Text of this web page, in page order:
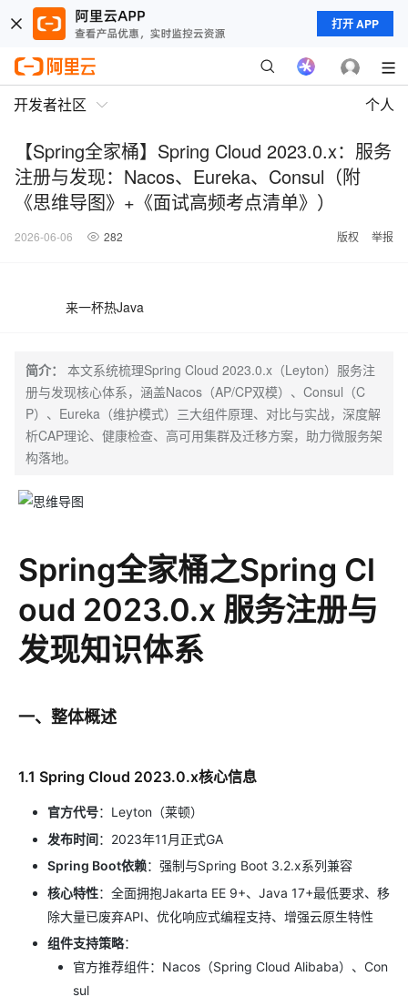
打开 APP
开发者社区 个人
【Spring全家桶】Spring Cloud 2023.0.x：服务
注册与发现：Nacos、Eureka、Consul（附
《思维导图》+《面试高频考点清单》）
2026-06-06 282 版权 举报
来一杯热Java
简介：
本文系统梳理Spring Cloud 2023.0.x（Leyton）服务注
册与发现核心体系，涵盖Nacos（AP/CP双模）、Consul（C
P）、Eureka（维护模式）三大组件原理、对比与实战，深度解
析CAP理论、健康检查、高可用集群及迁移方案，助力微服务架
构落地。
Spring全家桶之Spring Cl
oud 2023.0.x 服务注册与
发现知识体系
一、整体概述
1.1 Spring Cloud 2023.0.x核心信息
官方代号：Leyton（莱顿）
发布时间：2023年11月正式GA
Spring Boot依赖：强制与Spring Boot 3.2.x系列兼容
核心特性：全面拥抱Jakarta EE 9+、Java 17+最低要求、移
除大量已废弃API、优化响应式编程支持、增强云原生特性
组件支持策略：
官方推荐组件：Nacos（Spring Cloud Alibaba）、Con
sul